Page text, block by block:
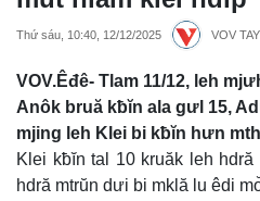
Thứ sáu, 10:40, 12/12/2025 VOV
VOV.Êđê- Tlam 11/12, leh
Anôk bruă kƀĭn ala gưl 15,
mjing leh Klei bi kƀĭn hưn
Klei kƀĭn tal 10 kruăk leh
hdră mtrŭn dưi bi mklă lu êdi